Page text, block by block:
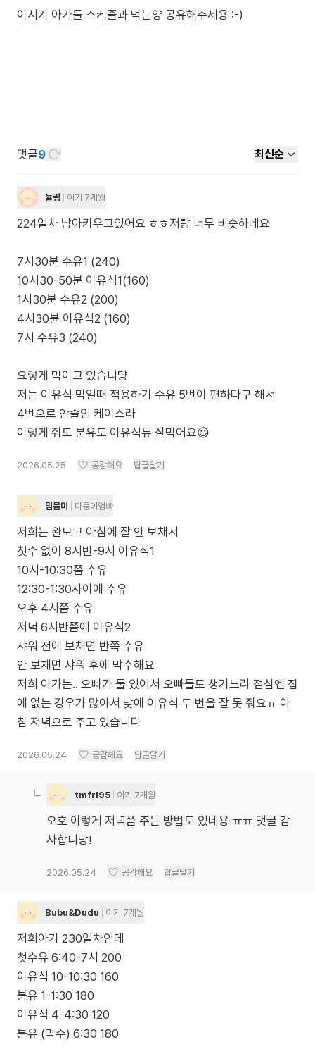
이시기 아가들 스케줄과 먹는양 공유해주세용 :-)
댓글9 최신순
뉼림 아기 7개월
224일차 남아키우고있어요 ㅎㅎ저랑 너무 비슷하네요
7시30분 수유1 (240)
10시30-50분 이유식1(160)
1시30분 수유2 (200)
4시30뷴 이유식2 (160)
7시 수유3 (240)
요렇게 먹이고 있습니댱
저는 이유식 먹일때 적용하기 수유 5번이 편하다구 해서
4번으로 안줄인 케이스라
이렇게 줘도 분유도 이유식듀 잘먹어요😃
2026.05.25 공감해요 답글달기
밈믐미 다둥이엄빠
저희는 완모고 아침에 잘 안 보채서
첫수 없이 8시반-9시 이유식1
10시-10:30쯤 수유
12:30-1:30사이에 수유
오후 4시쯤 수유
저녁 6시반쯤에 이유식2
샤워 전에 보채면 반쪽 수유
안 보채면 샤워 후에 막수해요
저희 아가는.. 오빠가 둘 있어서 오빠들도 챙기느라 점심엔 집
에 없는 경우가 많아서 낮에 이유식 두 번을 잘 못 줘요ㅠ 아
침 저녁으로 주고 있습니다
2026.05.24 공감해요 답글달기
tmfrl95 아기 7개월
오호 이렇게 저녁쯤 주는 방법도 있네용 ㅠㅠ 댓글 감
사합니당!
2026.05.24 공감해요 답글달기
Bubu&Dudu 아기 7개월
저희아기 230일차인데
첫수유 6:40-7시 200
이유식 10-10:30 160
분유 1-1:30 180
이유식 4-4:30 120
분유 (막수) 6:30 180